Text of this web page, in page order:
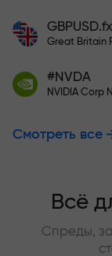
GBPUSD.fx
#NVDA
Смотреть все
Всё
Спреды,